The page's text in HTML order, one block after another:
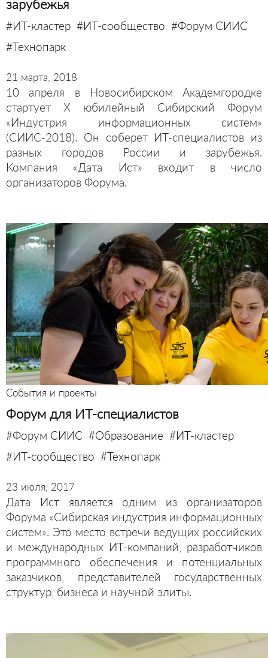
зарубежья
#ИТ-кластер #ИТ-сообщество #Форум СИИС
#Технопарк
21 марта, 2018
10 апреля в Новосибирском Академгородке
стартует Х юбилейный Сибирский Форум
«Индустрия информационных систем»
(СИИС-2018). Он соберет ИТ-специалистов из
разных городов России и зарубежья.
Компания «Дата Ист» входит в число
организаторов Форума.
События и проекты
Форум для ИТ-специалистов
#Форум СИИС #Образование #ИТ-кластер
#ИТ-сообщество #Технопарк
23 июля, 2017
Дата Ист является одним из организаторов
Форума «Сибирская индустрия информационных
систем». Это место встречи ведущих российских
и международных ИТ-компаний, разработчиков
программного обеспечения и потенциальных
заказчиков, представителей государственных
структур, бизнеса и научной элиты.